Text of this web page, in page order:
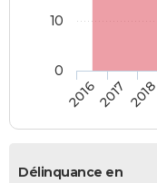
20162017 2018
0
10
Délinquance en